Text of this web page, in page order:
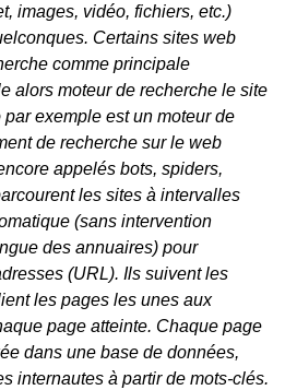
images, vidéo, fichiers, etc.)
Certains sites web
comme principale
alors moteur de recherche le site
exemple est un moteur de
de recherche sur le web
appelés bots, spiders,
les sites à intervalles
(sans intervention
des annuaires) pour
(URL). Ils suivent les
les pages les unes aux
page atteinte. Chaque page
dans une base de données,
internautes à partir de mots-clés.